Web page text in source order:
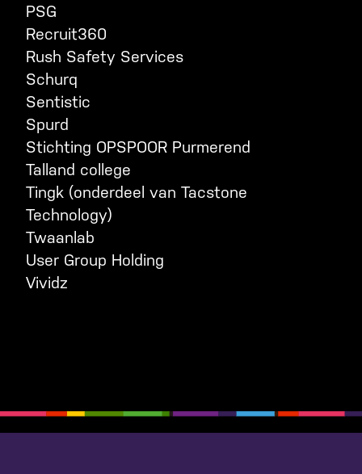
PSG
Recruit360
Rush Safety Services
Schurq
Sentistic
Spurd
Stichting OPSPOOR Purmerend
Talland college
Tingk (onderdeel van Tacstone
Technology)
Twaanlab
User Group Holding
Vividz